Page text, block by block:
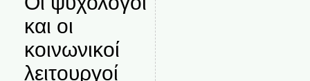
και οι
κοινωνικοί
λειτουργοί